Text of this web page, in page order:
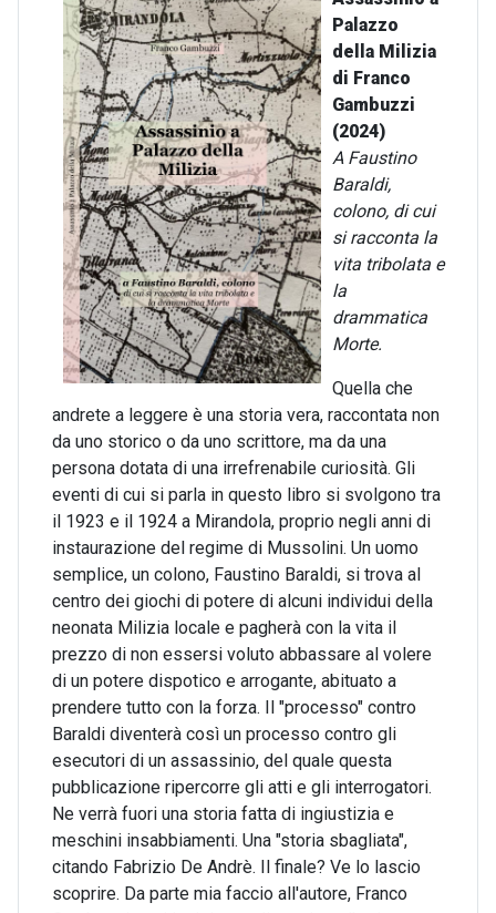
Palazzo
della Milizia
di Franco
Gambuzzi
(2024)
A Faustino
Baraldi,
colono, di cui
si racconta la
vita tribolata e
la
drammatica
Morte.
Quella che
andrete a leggere è una storia vera, raccontata non
da uno storico o da uno scrittore, ma da una
persona dotata di una irrefrenabile curiosità. Gli
eventi di cui si parla in questo libro si svolgono tra
il 1923 e il 1924 a Mirandola, proprio negli anni di
instaurazione del regime di Mussolini. Un uomo
semplice, un colono, Faustino Baraldi, si trova al
centro dei giochi di potere di alcuni individui della
neonata Milizia locale e pagherà con la vita il
prezzo di non essersi voluto abbassare al volere
di un potere dispotico e arrogante, abituato a
prendere tutto con la forza. Il "processo" contro
Baraldi diventerà così un processo contro gli
esecutori di un assassinio, del quale questa
pubblicazione ripercorre gli atti e gli interrogatori.
Ne verrà fuori una storia fatta di ingiustizia e
meschini insabbiamenti. Una "storia sbagliata",
citando Fabrizio De Andrè. Il finale? Ve lo lascio
scoprire. Da parte mia faccio all'autore, Franco